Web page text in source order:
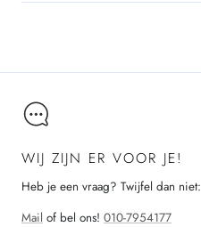
WIJ ZIJN ER VOOR JE!
Heb je een vraag? Twijfel dan niet:
Mail of bel ons! 010-7954177